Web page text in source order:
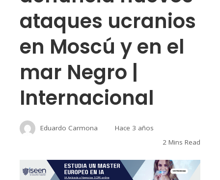
ataques ucranios
en Moscú y en el
mar Negro |
Internacional
Eduardo Carmona
Hace 3 años
2 Mins Read